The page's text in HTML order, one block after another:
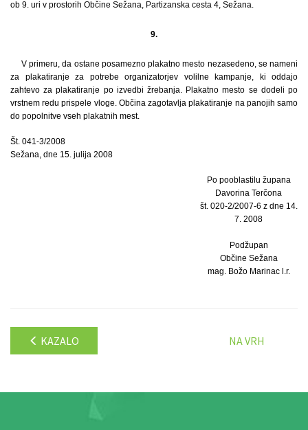
ob 9. uri v prostorih Občine Sežana, Partizanska cesta 4, Sežana.
9.
V primeru, da ostane posamezno plakatno mesto nezasedeno, se nameni
za plakatiranje za potrebe organizatorjev volilne kampanje, ki oddajo
zahtevo za plakatiranje po izvedbi žrebanja. Plakatno mesto se dodeli po
vrstnem redu prispele vloge. Občina zagotavlja plakatiranje na panojih samo
do popolnitve vseh plakatnih mest.
Št. 041-3/2008
Sežana, dne 15. julija 2008
Po pooblastilu župana
Davorina Terčona
št. 020-2/2007-6 z dne 14.
7. 2008
Podžupan
Občine Sežana
mag. Božo Marinac l.r.
KAZALO NA VRH